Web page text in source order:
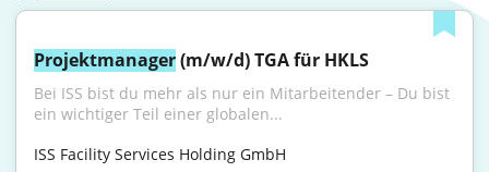
Projektmanager (m/w/d) TGA für HKLS
Bei ISS bist du mehr als nur ein Mitarbeitender – Du bist
ein wichtiger Teil einer globalen...
ISS Facility Services Holding GmbH